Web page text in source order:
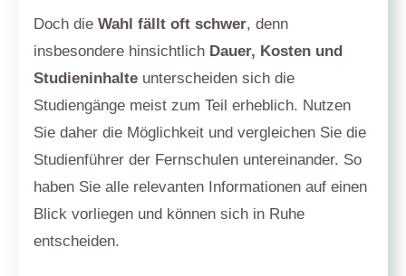
Doch dieWahl fällt oft schwer, denn
insbesondere hinsichtlich Dauer, Kosten und
Studieninhalte unterscheiden sich die
Studiengänge meist zum Teil erheblich. Nutzen
Sie daher die Möglichkeit und vergleichen Sie die
Studienführer der Fernschulen untereinander. So
haben Sie alle relevanten Informationen auf einen
Blick vorliegen und können sich in Ruhe
entscheiden.